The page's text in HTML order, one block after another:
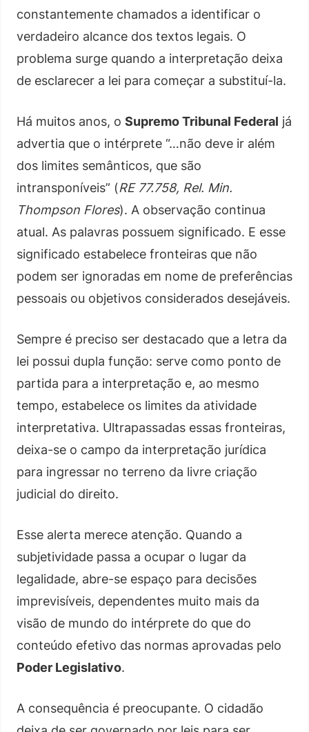
constantemente chamados a identificar o
verdadeiro alcance dos textos legais. O
problema surge quando a interpretação deixa
de esclarecer a lei para começar a substituí-la.
Há muitos anos, o Supremo Tribunal Federal já
advertia que o intérprete “…não deve ir além
dos limites semânticos, que são
intransponíveis” (RE 77.758, Rel. Min.
Thompson Flores). A observação continua
atual. As palavras possuem significado. E esse
significado estabelece fronteiras que não
podem ser ignoradas em nome de preferências
pessoais ou objetivos considerados desejáveis.
Sempre é preciso ser destacado que a letra da
lei possui dupla função: serve como ponto de
partida para a interpretação e, ao mesmo
tempo, estabelece os limites da atividade
interpretativa. Ultrapassadas essas fronteiras,
deixa-se o campo da interpretação jurídica
para ingressar no terreno da livre criação
judicial do direito.
Esse alerta merece atenção. Quando a
subjetividade passa a ocupar o lugar da
legalidade, abre-se espaço para decisões
imprevisíveis, dependentes muito mais da
visão de mundo do intérprete do que do
conteúdo efetivo das normas aprovadas pelo
Poder Legislativo.
A consequência é preocupante. O cidadão